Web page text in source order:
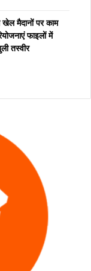
मैदानों पर काम
फाइलों में
तस्वीर